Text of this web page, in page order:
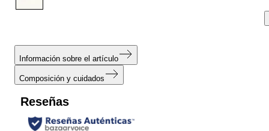
Información sobre el artículo
Composición y cuidados
Reseñas